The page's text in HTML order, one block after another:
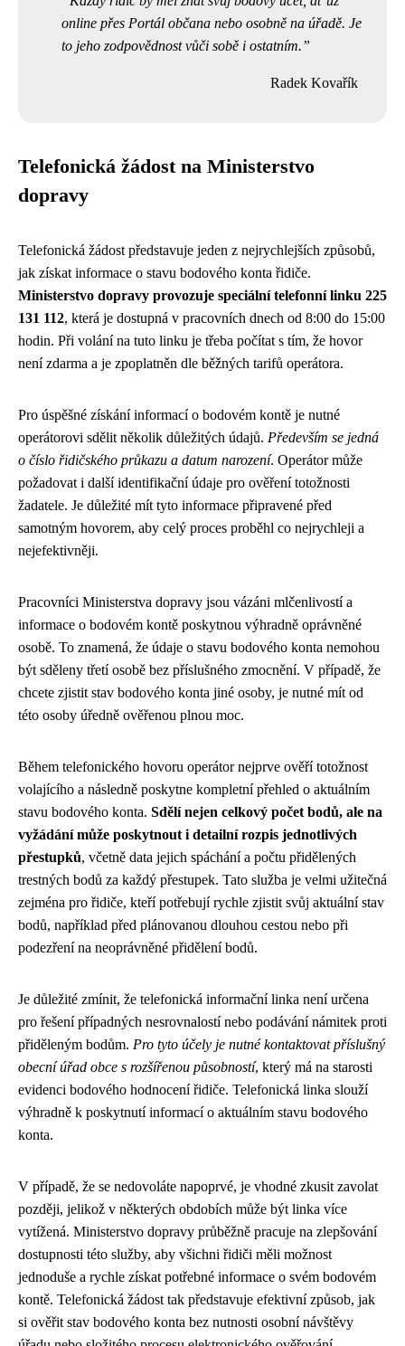
online přes Portál občana nebo osobně na úřadě. Je
to jeho zodpovědnost vůči sobě i ostatním.
Radek Kovařík
Telefonická žádost na Ministerstvo
dopravy
Telefonická žádost představuje jeden z nejrychlejších způsobů,
jak získat informace o stavu bodového konta řidiče.
Ministerstvo dopravy provozuje speciální telefonní linku 225
131 112, která je dostupná v pracovních dnech od 8:00 do 15:00
hodin. Při volání na tuto linku je třeba počítat s tím, že hovor
není zdarma a je zpoplatněn dle běžných tarifů operátora.
Pro úspěšné získání informací o bodovém kontě je nutné
operátorovi sdělit několik důležitých údajů. Především se jedná
o číslo řidičského průkazu a datum narození. Operátor může
požadovat i další identifikační údaje pro ověření totožnosti
žadatele. Je důležité mít tyto informace připravené před
samotným hovorem, aby celý proces proběhl co nejrychleji a
nejefektivněji.
Pracovníci Ministerstva dopravy jsou vázáni mlčenlivostí a
informace o bodovém kontě poskytnou výhradně oprávněné
osobě. To znamená, že údaje o stavu bodového konta nemohou
být sděleny třetí osobě bez příslušného zmocnění. V případě, že
chcete zjistit stav bodového konta jiné osoby, je nutné mít od
této osoby úředně ověřenou plnou moc.
Během telefonického hovoru operátor nejprve ověří totožnost
volajícího a následně poskytne kompletní přehled o aktuálním
stavu bodového konta. Sdělí nejen celkový počet bodů, ale na
vyžádání může poskytnout i detailní rozpis jednotlivých
přestupků, včetně data jejich spáchání a počtu přidělených
trestných bodů za každý přestupek. Tato služba je velmi užitečná
zejména pro řidiče, kteří potřebují rychle zjistit svůj aktuální stav
bodů, například před plánovanou dlouhou cestou nebo při
podezření na neoprávněné přidělení bodů.
Je důležité zmínit, že telefonická informační linka není určena
pro řešení případných nesrovnalostí nebo podávání námitek proti
přiděleným bodům. Pro tyto účely je nutné kontaktovat příslušný
obecní úřad obce s rozšířenou působností, který má na starosti
evidenci bodového hodnocení řidiče. Telefonická linka slouží
výhradně k poskytnutí informací o aktuálním stavu bodového
konta.
V případě, že se nedovoláte napoprvé, je vhodné zkusit zavolat
později, jelikož v některých obdobích může být linka více
vytížená. Ministerstvo dopravy průběžně pracuje na zlepšování
dostupnosti této služby, aby všichni řidiči měli možnost
jednoduše a rychle získat potřebné informace o svém bodovém
kontě. Telefonická žádost tak představuje efektivní způsob, jak
si ověřit stav bodového konta bez nutnosti osobní návštěvy